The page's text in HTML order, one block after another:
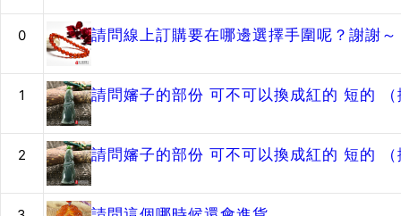
0 請問線上訂購要在哪邊選擇手圍呢？謝謝～
1 請問嬸子的部份 可不可以換成紅的 短的
2 請問嬸子的部份 可不可以換成紅的 短的